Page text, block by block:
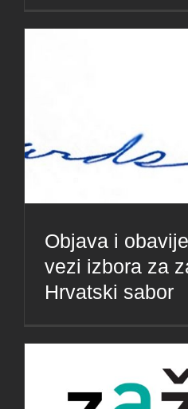
Objava i
vezi izbora za
Hrvatski sabor